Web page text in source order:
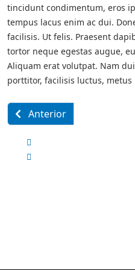
tincidunt condimentum, eros
tempus lacus enim ac dui.
facilisis. Ut felis. Praesent
tortor neque egestas augue,
Aliquam erat volutpat. Nam
porttitor, facilisis luctus, metus
Artículo anterior: Online
Anterior